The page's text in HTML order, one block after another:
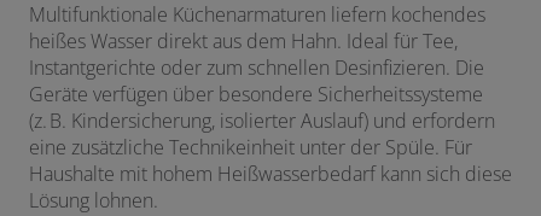
Multifunktionale Küchenarmaturen liefern kochendes
heißes Wasser direkt aus dem Hahn. Ideal für Tee,
Instantgerichte oder zum schnellen Desinfizieren. Die
Geräte verfügen über besondere Sicherheitssysteme
(z. B. Kindersicherung, isolierter Auslauf) und erfordern
eine zusätzliche Technikeinheit unter der Spüle. Für
Haushalte mit hohem Heißwasserbedarf kann sich diese
Lösung lohnen.